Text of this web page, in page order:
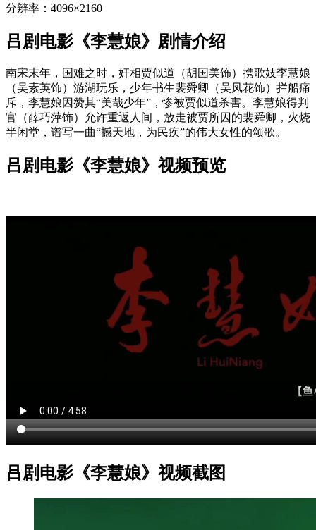
分辨率：4096×2160
吕剧电影《李慧娘》剧情介绍
南宋末年，国难之时，奸相贾似道（胡国美饰）携歌妓李慧娘
（吴素英饰）游湖玩乐，少年书生裴舜卿（吴凤花饰）拦船痛
斥，李慧娘因赞其“美哉少年”，惨被贾似道杀害。李慧娘得判
官（薛巧萍饰）允许重返人间，放走被贾所囚的裴舜卿，火烧
半闲堂，谱写一曲“撼天地，为民疾”的伟大女性的颂歌。
吕剧电影《李慧娘》视频预览
吕剧电影《李慧娘》视频截图